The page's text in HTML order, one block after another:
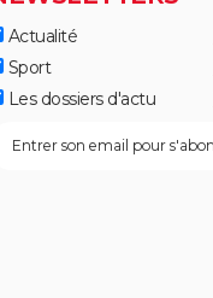
Actualité
Sport
Les dossiers d'actu